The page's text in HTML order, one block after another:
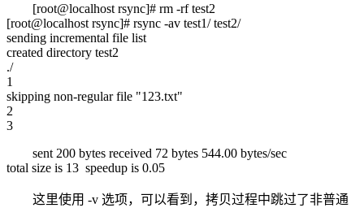
[root@localhost rsync]# rm -rf test2
[root@localhost rsync]# rsync -av test1/ test2/
sending incremental file list
created directory test2
./
1
skipping non-regular file "123.txt"
2
3
sent 200 bytes received 72 bytes 544.00 bytes/sec
total size is 13 speedup is 0.05
这里使用 -v 选项，可以看到，拷贝过程中跳过了非普通